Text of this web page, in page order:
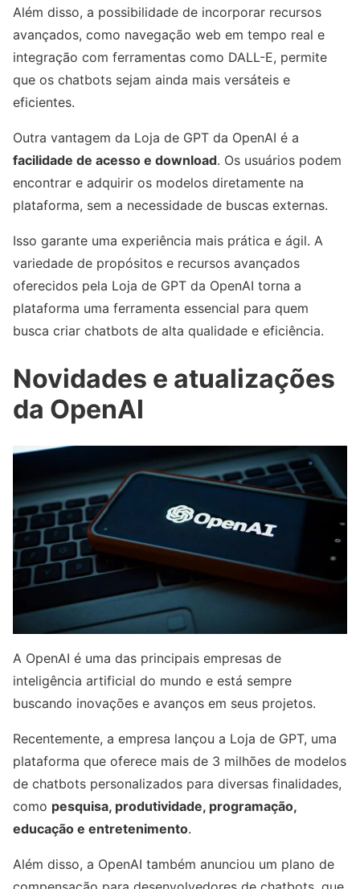
Além disso, a possibilidade de incorporar recursos
avançados, como navegação web em tempo real e
integração com ferramentas como DALL-E, permite
que os chatbots sejam ainda mais versáteis e
eficientes.
Outra vantagem da Loja de GPT da OpenAI é a
facilidade de acesso e download. Os usuários podem
encontrar e adquirir os modelos diretamente na
plataforma, sem a necessidade de buscas externas.
Isso garante uma experiência mais prática e ágil. A
variedade de propósitos e recursos avançados
oferecidos pela Loja de GPT da OpenAI torna a
plataforma uma ferramenta essencial para quem
busca criar chatbots de alta qualidade e eficiência.
Novidades e atualizações
da OpenAI
A OpenAI é uma das principais empresas de
inteligência artificial do mundo e está sempre
buscando inovações e avanços em seus projetos.
Recentemente, a empresa lançou a Loja de GPT, uma
plataforma que oferece mais de 3 milhões de modelos
de chatbots personalizados para diversas finalidades,
como pesquisa, produtividade, programação,
educação e entretenimento.
Além disso, a OpenAI também anunciou um plano de